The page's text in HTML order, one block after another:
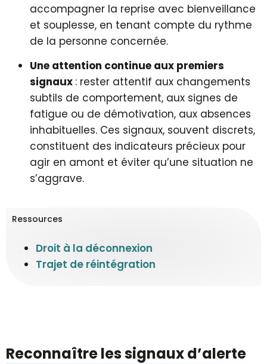
accompagner la reprise avec bienveillance
et souplesse, en tenant compte du rythme
de la personne concernée.
Une attention continue aux premiers
signaux : rester attentif aux changements
subtils de comportement, aux signes de
fatigue ou de démotivation, aux absences
inhabituelles. Ces signaux, souvent discrets,
constituent des indicateurs précieux pour
agir en amont et éviter qu’une situation ne
s’aggrave.
Ressources
Droit à la déconnexion
Trajet de réintégration
Reconnaître les signaux d’alerte